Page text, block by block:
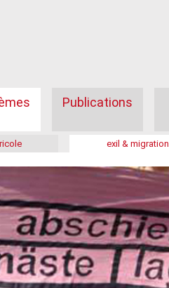
Publications
exil & migration